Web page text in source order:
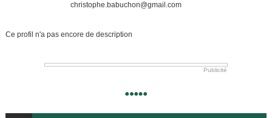
christophe.babuchon@gmail.com
Ce profil n'a pas encore de description
Publicité